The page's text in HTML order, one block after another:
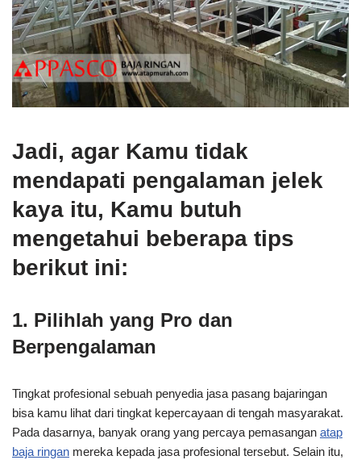
Jadi, agar Kamu tidak
mendapati pengalaman jelek
kaya itu, Kamu butuh
mengetahui beberapa tips
berikut ini:
1. Pilihlah yang Pro dan
Berpengalaman
Tingkat profesional sebuah penyedia jasa pasang bajaringan
bisa kamu lihat dari tingkat kepercayaan di tengah masyarakat.
Pada dasarnya, banyak orang yang percaya pemasangan atap
baja ringan mereka kepada jasa profesional tersebut. Selain itu,